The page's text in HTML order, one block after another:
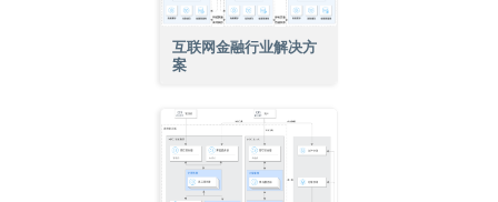
互联网金融行业解决方
案